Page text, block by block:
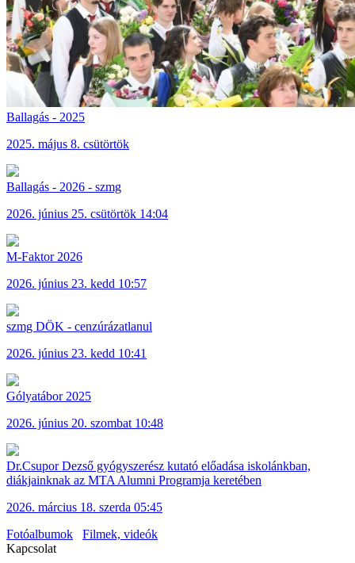
Ballagás - 2025
2025. május 8. csütörtök
Ballagás - 2026 - szmg
2026. június 25. csütörtök 14:04
M-Faktor 2026
2026. június 23. kedd 10:57
szmg DÖK - cenzúrázatlanul
2026. június 23. kedd 10:41
Gólyatábor 2025
2026. június 20. szombat 10:48
Dr.Csupor Dezső gyógyszerész kutató előadása iskolánkban,
diákjainknak az MTA Alumni Programja keretében
2026. március 18. szerda 05:45
Fotóalbumok
Filmek, videók
Kapcsolat